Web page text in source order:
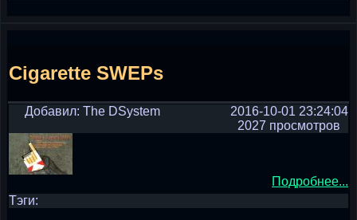
Cigarette SWEPs
Добавил: The DSystem
2016-10-01 23:24:04
2027 просмотров
Подробнее...
Тэги: